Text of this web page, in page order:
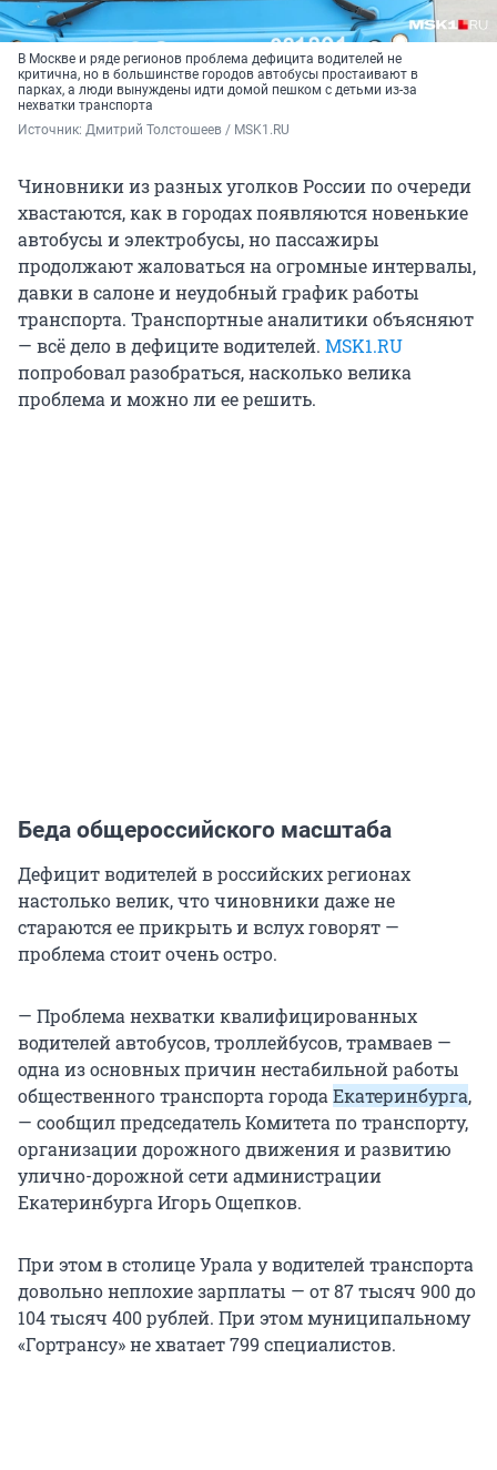
В Москве и ряде регионов проблема дефицита водителей не
критична, но в большинстве городов автобусы простаивают в
парках, а люди вынуждены идти домой пешком с детьми из-за
нехватки транспорта
Источник: Дмитрий Толстошеев / MSK1.RU
Чиновники из разных уголков России по очереди
хвастаются, как в городах появляются новенькие
автобусы и электробусы, но пассажиры
продолжают жаловаться на огромные интервалы,
давки в салоне и неудобный график работы
транспорта. Транспортные аналитики объясняют
— всё дело в дефиците водителей. MSK1.RU
попробовал разобраться, насколько велика
проблема и можно ли ее решить.
Беда общероссийского масштаба
Дефицит водителей в российских регионах
настолько велик, что чиновники даже не
стараются ее прикрыть и вслух говорят —
проблема стоит очень остро.
— Проблема нехватки квалифицированных
водителей автобусов, троллейбусов, трамваев —
одна из основных причин нестабильной работы
общественного транспорта городаЕкатеринбурга,
— сообщил председатель Комитета по транспорту,
организации дорожного движения и развитию
улично-дорожной сети администрации
Екатеринбурга Игорь Ощепков.
При этом в столице Урала у водителей транспорта
довольно неплохие зарплаты — от 87 тысяч 900 до
104 тысяч 400 рублей. При этом муниципальному
«Гортрансу» не хватает 799 специалистов.